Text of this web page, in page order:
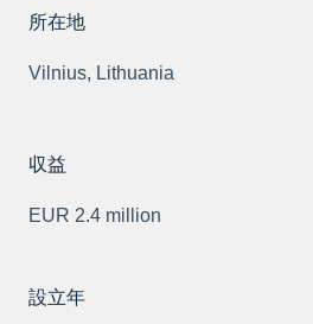
所在地
Vilnius, Lithuania
収益
EUR 2.4 million
設立年